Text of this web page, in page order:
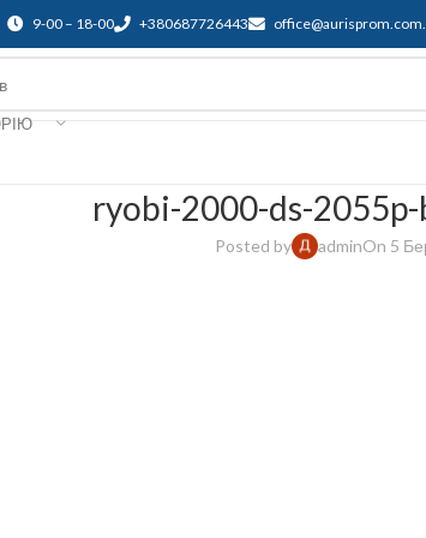
9-00 – 18-00 +380687726443
ryobi-2000-ds-2055p-
Posted by adminOn 5